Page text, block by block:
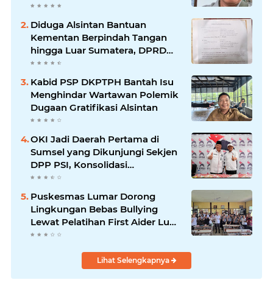
Diduga Alsintan Bantuan
Kementan Berpindah Tangan
hingga Luar Sumatera, DPRD
Sumsel Minta Aparat Usut
Tuntas
Kabid PSP DKPTPH Bantah Isu
Menghindar Wartawan Polemik
Dugaan Gratifikasi Alsintan
OKI Jadi Daerah Pertama di
Sumsel yang Dikunjungi Sekjen
DPP PSI, Konsolidasi
Pembentukan DPRT Dimulai
Puskesmas Lumar Dorong
Lingkungan Bebas Bullying
Lewat Pelatihan First Aider Luka
Psikologis di SMAN 01
Lihat Selengkapnya